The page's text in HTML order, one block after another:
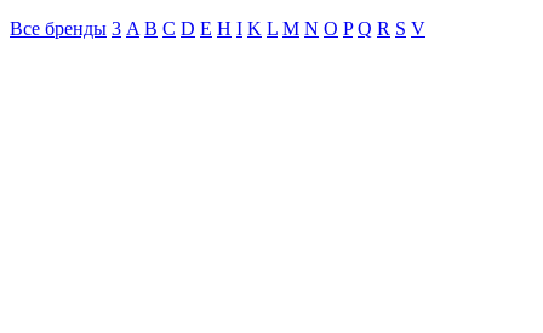
Все бренды 3 A B C D E H I K L M N O P Q R S V